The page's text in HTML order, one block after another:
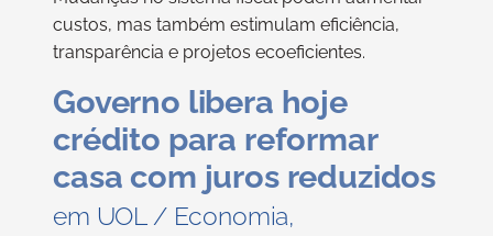
custos, mas também estimulam eficiência,
transparência e projetos ecoeficientes.
Governo libera hoje
crédito para reformar
casa com juros reduzidos
em UOL / Economia,